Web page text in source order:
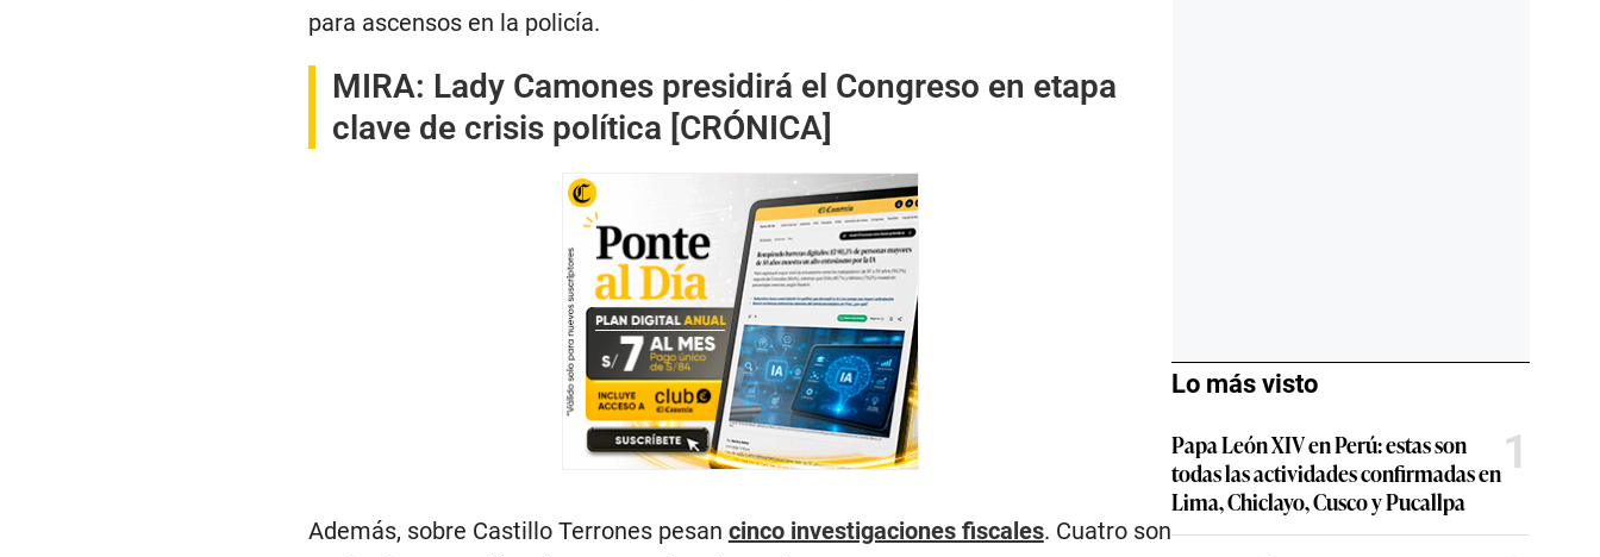
para ascensos en la policía.
MIRA: Lady Camones presidirá el Congreso en etapa
clave de crisis política [CRÓNICA]
Además, sobre Castillo Terrones pesan cinco investigaciones fiscales. Cuatro son
Lo más visto
Papa León XIV en Perú: estas son
todas las actividades confirmadas en
Lima, Chiclayo, Cusco y Pucallpa
1